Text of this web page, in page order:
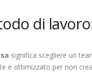
di
significa scegliere un
e ottimizzato per non